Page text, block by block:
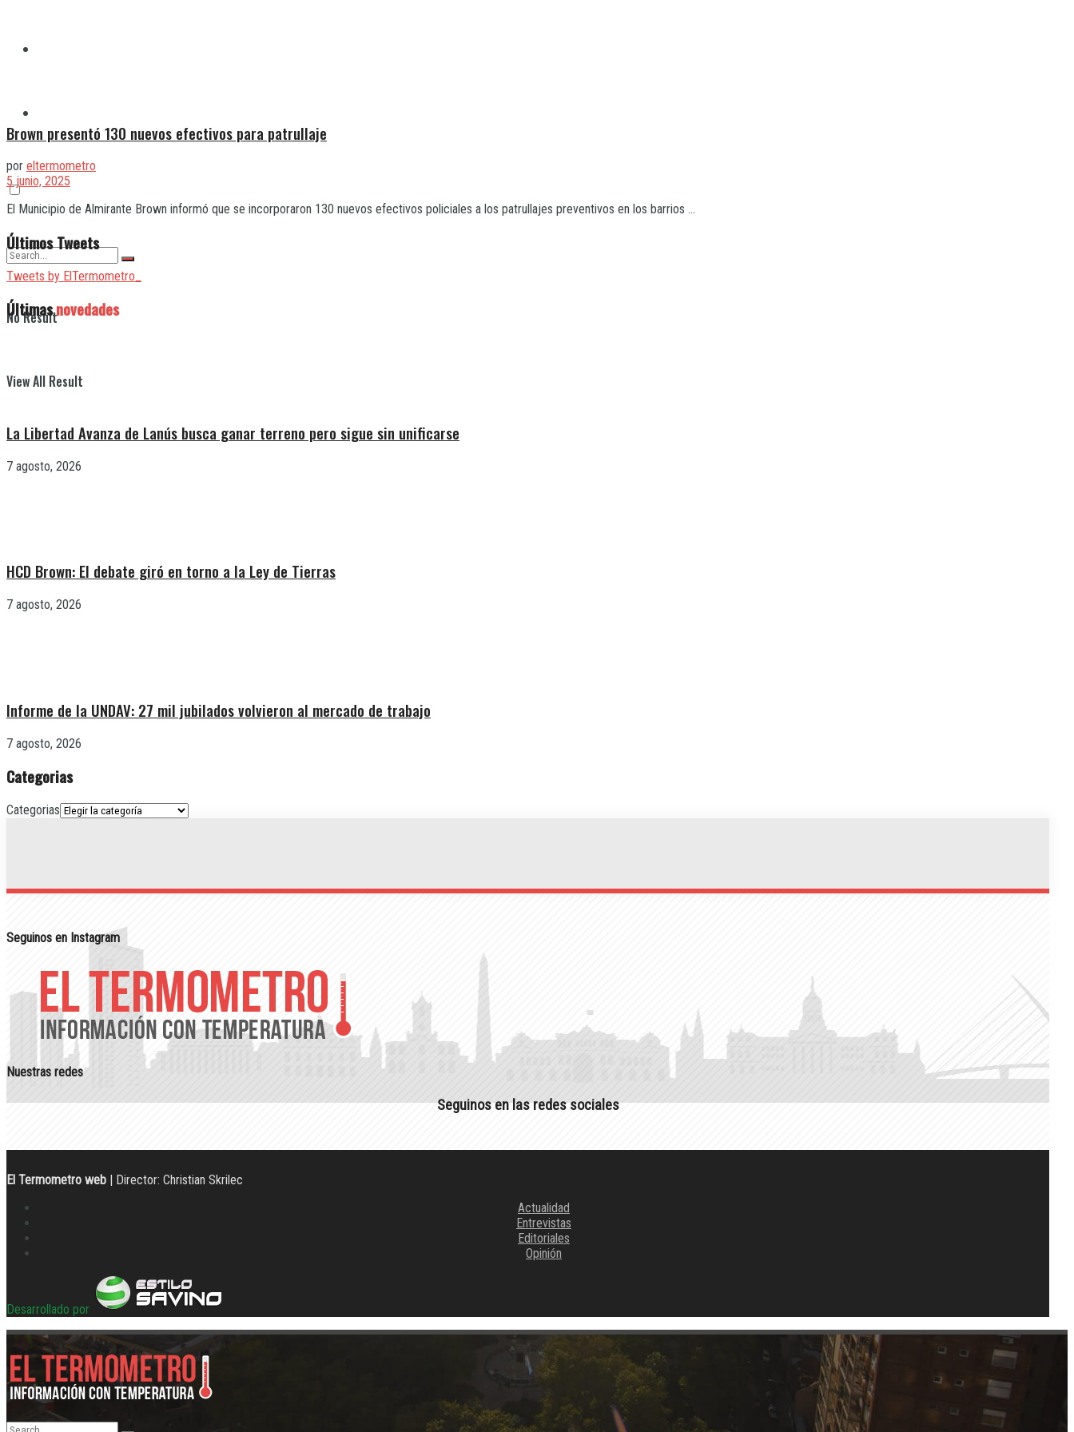
No Result
View All Result
Brown presentó 130 nuevos efectivos para patrullaje
por eltermometro
5 junio, 2025
El Municipio de Almirante Brown informó que se incorporaron 130 nuevos efectivos policiales a los patrullajes preventivos en los barrios ...
Últimos Tweets
Tweets by ElTermometro_
Últimasnovedades
La Libertad Avanza de Lanús busca ganar terreno pero sigue sin unificarse
7 agosto, 2026
HCD Brown: El debate giró en torno a la Ley de Tierras
7 agosto, 2026
Informe de la UNDAV: 27 mil jubilados volvieron al mercado de trabajo
7 agosto, 2026
Categorias
Categorias
Seguinos en Instagram
Nuestras redes
Seguinos en las redes sociales
El Termometro web | Director: Christian Skrilec
Actualidad
Entrevistas
Editoriales
Opinión
Desarrollado por